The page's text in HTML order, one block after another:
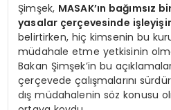
Şimşek, MASAK’ın bağımsız
yasalar çerçevesinde
belirtirken, hiç kimsenin bu
müdahale etme yetkisinin
Bakan Şimşek’in bu
çerçevede çalışmalarını
dış müdahalenin söz konusu